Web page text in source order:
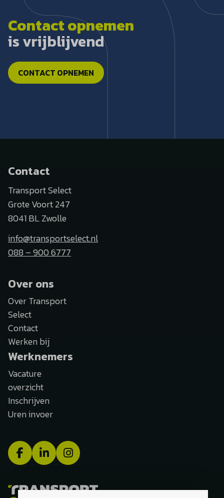
Contact opnemen
is vrijblijvend
CONTACT OPNEMEN
Contact
Transport Select
Grote Voort 247
8041 BL Zwolle
info@transportselect.nl
088 – 900 6777
Over ons
Over Transport
Select
Contact
Werken bij
Werknemers
Vacature
overzicht
Inschrijven
Uren invoer